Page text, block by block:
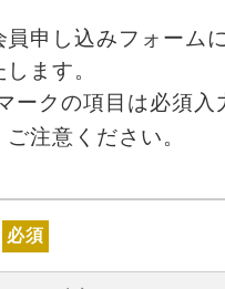
員申し込みフォーム
ます。
ークの項目は必須入
注意ください。
必須